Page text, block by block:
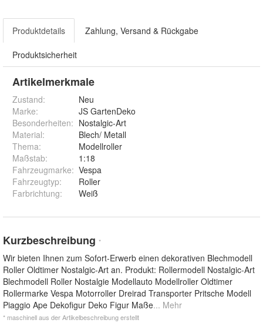
Produktdetails Zahlung, Versand & Rückgabe
Produktsicherheit
Artikelmerkmale
Zustand:
Neu
Marke:
JS GartenDeko
Besonderheiten: Nostalgic-Art
Material:
Blech/ Metall
Thema:
Modellroller
Maßstab:
1:18
Fahrzeugmarke: Vespa
Fahrzeugtyp:
Roller
Farbrichtung: Weiß
Kurzbeschreibung *
Wir bieten Ihnen zum Sofort-Erwerb einen dekorativen Blechmodell
Roller Oldtimer Nostalgic-Art an. Produkt: Rollermodell Nostalgic-Art
Blechmodell Roller Nostalgie Modellauto Modellroller Oldtimer
Rollermarke Vespa Motorroller Dreirad Transporter Pritsche Modell
Piaggio Ape Dekofigur Deko Figur Maße... Mehr
* maschinell aus der Artikelbeschreibung erstellt